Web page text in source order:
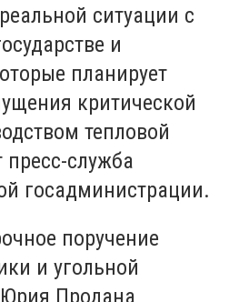
ситуации с
и
планирует
критической
тепловой
пресс-служба
госадминистрации.
поручение
и угольной
Продана